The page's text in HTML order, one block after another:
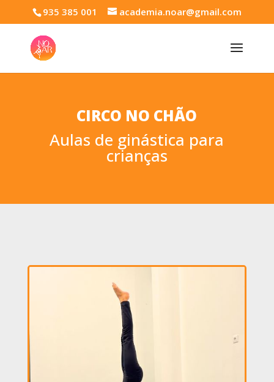
935 385 001 academia.noar@gmail.com
CIRCO NO CHÃO
Aulas de ginástica para
crianças